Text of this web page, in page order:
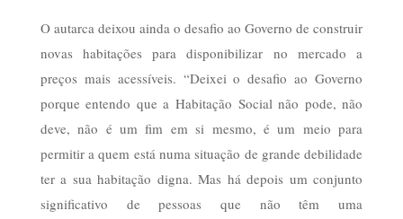
O autarca deixou ainda o desafio ao Governo de construir
novas habitações para disponibilizar no mercado a
preços mais acessíveis. “Deixei o desafio ao Governo
porque entendo que a Habitação Social não pode, não
deve, não é um fim em si mesmo, é um meio para
permitir a quem está numa situação de grande debilidade
ter a sua habitação digna. Mas há depois um conjunto
significativo de pessoas que não têm uma